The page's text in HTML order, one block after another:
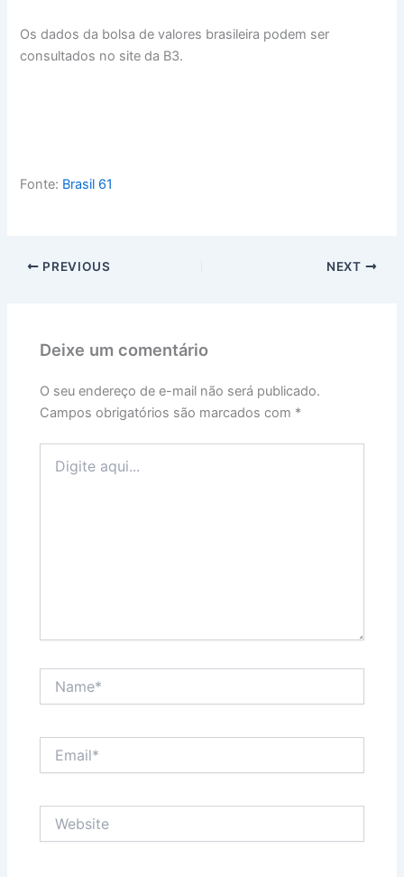
Os dados da bolsa de valores brasileira podem ser
consultados no site da B3.
Fonte: Brasil 61
PREVIOUS NEXT
Deixe um comentário
O seu endereço de e-mail não será publicado.
Campos obrigatórios são marcados com *
aqui...